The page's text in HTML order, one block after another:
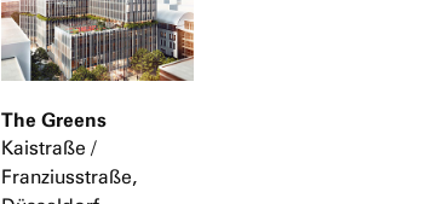
The Greens
Kaistraße /
Franziusstraße,